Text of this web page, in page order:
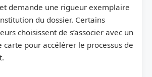
demande une rigueur exemplaire
du dossier. Certains
choisissent de s’associer avec un
carte pour accélérer le processus de